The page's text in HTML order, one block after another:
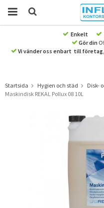
Produkten har
Enkelt
Gör din
Vi vänder oss enbart till
Startsida Hygien och städ Disk-
Maskindisk REKAL Pollux 08 10L